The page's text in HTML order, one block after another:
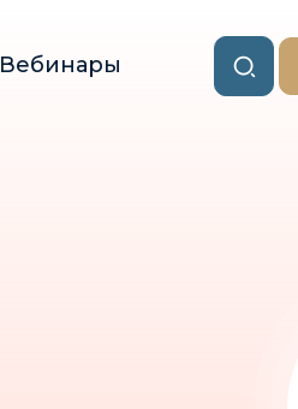
Вебинары